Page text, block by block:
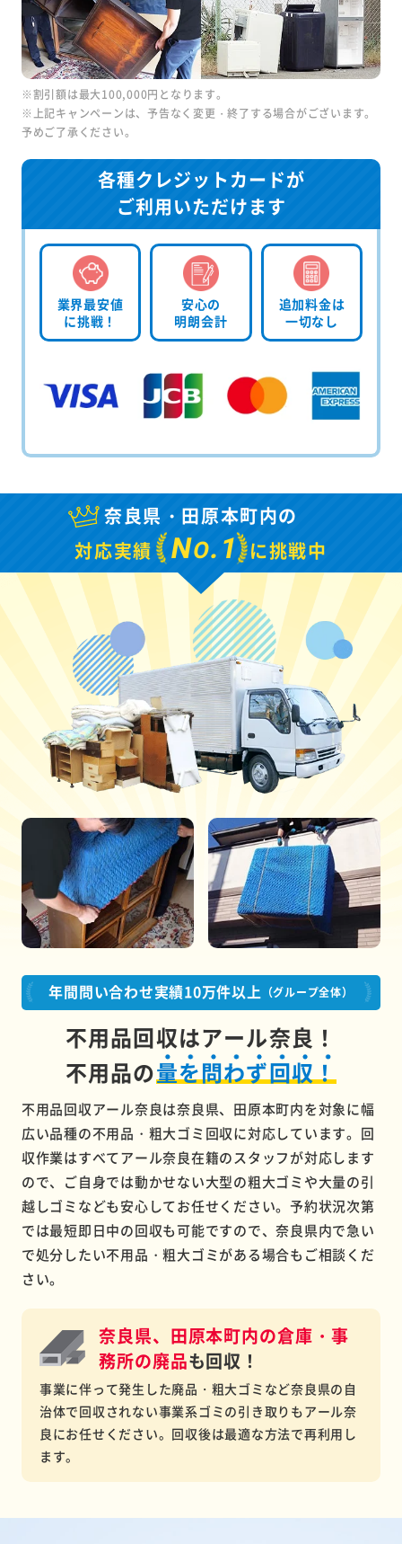
※割引額は最大100,000円となります。
※上記キャンペーンは、予告なく変更・終了する場合がございます。
予めご了承ください。
各種クレジットカードが
ご利用いただけます
業界最安値
に挑戦！
安心の
明朗会計
追加料金は
一切なし
奈良県・田原本町内の
対応実績
NO.1 に挑戦中
年間問い合わせ実績10万件以上 （グループ全体）
不用品回収はアール奈良！
不用品の量を問わず回収！
不用品回収アール奈良は奈良県、田原本町内を対象に幅
広い品種の不用品・粗大ゴミ回収に対応しています。回
収作業はすべてアール奈良在籍のスタッフが対応します
ので、ご自身では動かせない大型の粗大ゴミや大量の引
越しゴミなども安心してお任せください。予約状況次第
では最短即日中の回収も可能ですので、奈良県内で急い
で処分したい不用品・粗大ゴミがある場合もご相談くだ
さい。
奈良県、田原本町内の倉庫・事
務所の廃品も回収！
事業に伴って発生した廃品・粗大ゴミなど奈良県の自
治体で回収されない事業系ゴミの引き取りもアール奈
良にお任せください。回収後は最適な方法で再利用し
ます。